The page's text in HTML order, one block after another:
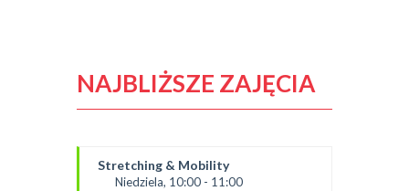
NAJBLIŻSZE ZAJĘCIA
Stretching & Mobility
Niedziela, 10:00 - 11:00